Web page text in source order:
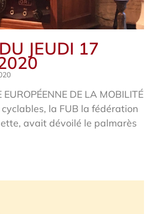
JEUDI 17
DE LA MOBILITÉ
la FUB la fédération
avait dévoilé le palmarès